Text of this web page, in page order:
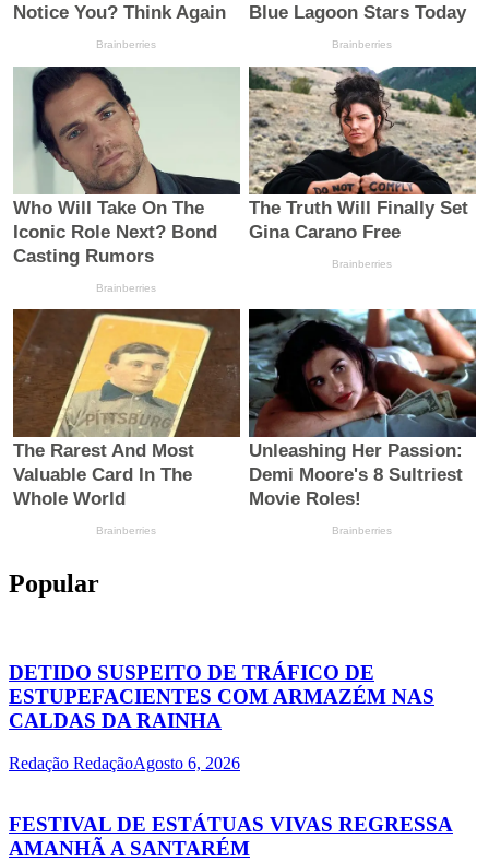
Popular
DETIDO SUSPEITO DE TRÁFICO DE
ESTUPEFACIENTES COM ARMAZÉM NAS
CALDAS DA RAINHA
Redação RedaçãoAgosto 6, 2026
FESTIVAL DE ESTÁTUAS VIVAS REGRESSA
AMANHÃ A SANTARÉM